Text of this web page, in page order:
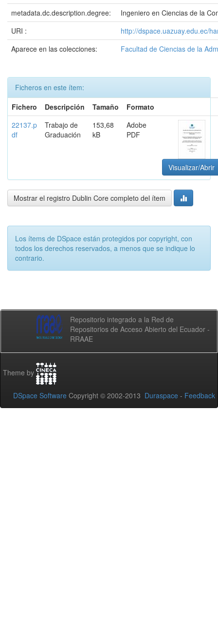
metadata.dc.description.degree:
Ingeniero en Ciencias de la
URI :
http://dspace.uazuay.edu.ec/
Aparece en las colecciones:
Facultad de Ciencias de la
Ficheros en este ítem:
Fichero
Descripción Tamaño
Formato
22137.p
df
Trabajo de
Graduación
153,68
kB
Adobe
PDF
Visualizar/Abrir
Mostrar el registro Dublin Core completo del ítem
Los ítems de DSpace están protegidos por copyright, con
todos los derechos reservados, a menos que se indique lo
contrario.
Repositorio integrado a la Red de
Repositorios de Acceso Abierto del Ecuador -
RRAAE
Theme by
DSpace Software Copyright © 2002-2013 Duraspace - Feedback